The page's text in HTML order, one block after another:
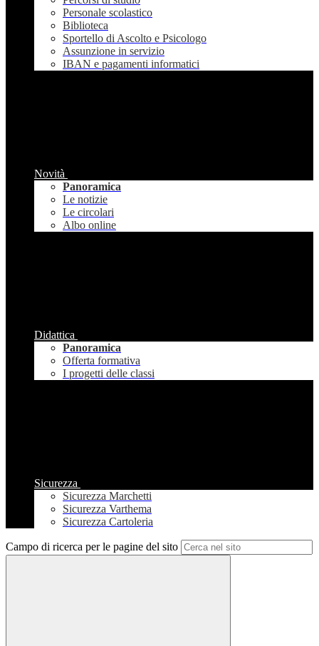
Personale scolastico
Biblioteca
Sportello di Ascolto e Psicologo
Assunzione in servizio
IBAN e pagamenti informatici
Novità
Panoramica
Le notizie
Le circolari
Albo online
Didattica
Panoramica
Offerta formativa
I progetti delle classi
Sicurezza
Sicurezza Marchetti
Sicurezza Varthema
Sicurezza Cartoleria
Campo di ricerca per le pagine del sito